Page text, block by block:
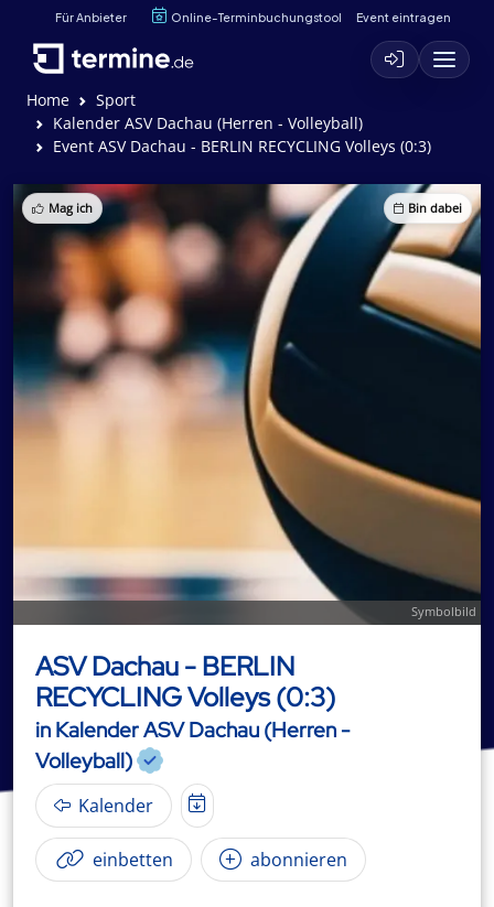
Für Anbieter Online-Terminbuchungstool Event eintragen
Home
Sport
Kalender ASV Dachau (Herren - Volleyball)
Event ASV Dachau - BERLIN RECYCLING Volleys (0:3)
Mag ich Bin dabei
Symbolbild
ASV Dachau - BERLIN
RECYCLING Volleys (0:3)
in Kalender ASV Dachau (Herren -
Volleyball)
Kalender
einbetten abonnieren